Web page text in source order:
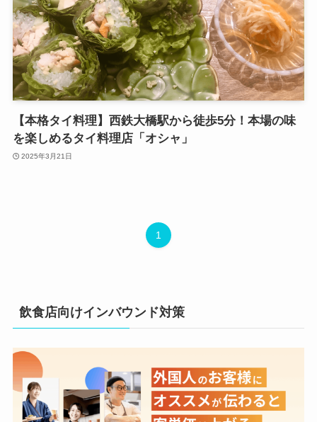
【本格タイ料理】西鉄大橋駅から徒歩5分！本場の味
を楽しめるタイ料理店「オシャ」
2025年3月21日
1
飲食店向けインバウンド対策